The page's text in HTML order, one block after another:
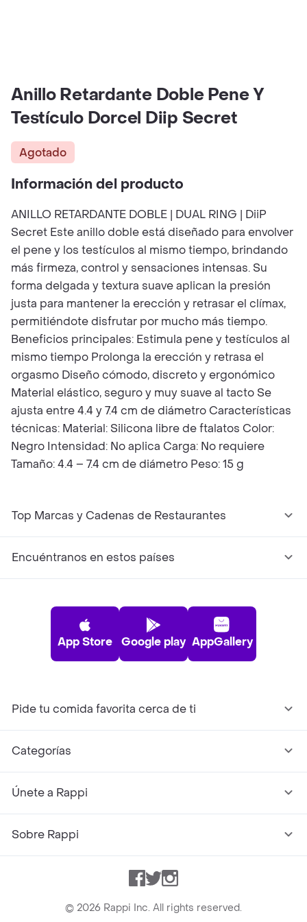
Anillo Retardante Doble Pene Y
Testículo Dorcel Diip Secret
Agotado
Información del producto
ANILLO RETARDANTE DOBLE | DUAL RING | DiiP
Secret Este anillo doble está diseñado para envolver
el pene y los testículos al mismo tiempo, brindando
más firmeza, control y sensaciones intensas. Su
forma delgada y textura suave aplican la presión
justa para mantener la erección y retrasar el clímax,
permitiéndote disfrutar por mucho más tiempo.
Beneficios principales: Estimula pene y testículos al
mismo tiempo Prolonga la erección y retrasa el
orgasmo Diseño cómodo, discreto y ergonómico
Material elástico, seguro y muy suave al tacto Se
ajusta entre 4.4 y 7.4 cm de diámetro Características
técnicas: Material: Silicona libre de ftalatos Color:
Negro Intensidad: No aplica Carga: No requiere
Tamaño: 4.4 – 7.4 cm de diámetro Peso: 15 g
Top Marcas y Cadenas de Restaurantes
Encuéntranos en estos países
App Store Google play AppGallery
Pide tu comida favorita cerca de ti
Categorías
Únete a Rappi
Sobre Rappi
Facebook
TwitterInstagram
© 2026 Rappi Inc. All rights reserved.